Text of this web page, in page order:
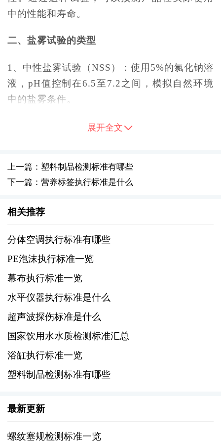
中的性能和寿命。
二、盐雾试验的类型
1、中性盐雾试验（NSS）：使用5%的氯化钠溶
液，pH值控制在6.5至7.2之间，模拟自然环境
中的盐雾条件。
2、酸性盐雾试验（ASS）：在NSS的基础上，
3、铜加速盐雾试验（CASS）：在酸性盐雾试
程。
三、盐雾试验条件
2、湿度：相对湿度维持在95%以上。
3、盐溶液：使用5%的氯化钠溶液，根据试验
类型可能添加其他化学物质。
量和喷雾时间根据具体标准确定。
四、盐雾试验标准
1、国际标准：
展开全文
上一篇：塑料制品检测标准有哪些
下一篇：营养标签执行标准是什么
相关推荐
分体空调执行标准有哪些
PE泡沫执行标准一览
幕布执行标准一览
水平仪器执行标准是什么
超声波探伤标准是什么
国家饮用水水质检测标准汇总
浴缸执行标准一览
塑料制品检测标准有哪些
最新更新
螺纹塞规检测标准一览